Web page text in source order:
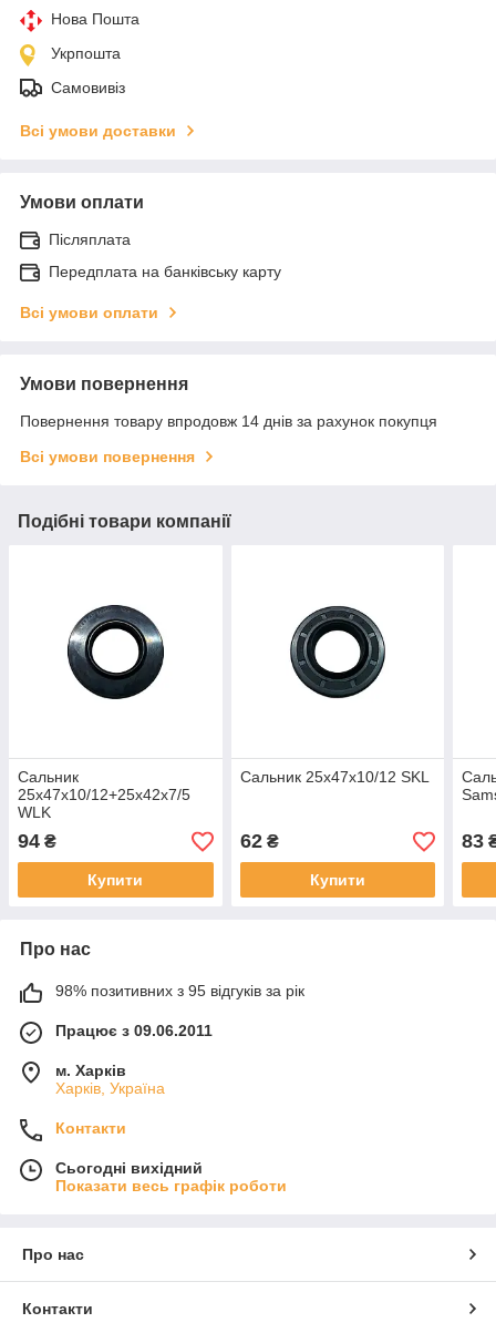
Нова Пошта
Укрпошта
Самовивіз
Всі умови доставки
Умови оплати
Післяплата
Передплата на банківську карту
Всі умови оплати
Умови повернення
Повернення товару впродовж 14 днів за рахунок покупця
Всі умови повернення
Подібні товари компанії
Сальник
25x47x10/12+25х42х7/5
WLK
94 ₴
Купити
Сальник 25х47х10/12 SKL
62₴
Купити
83
Про нас
98% позитивних з 95 відгуків за рік
Працює з 09.06.2011
м. Харків
Харків, Україна
Контакти
Сьогодні вихідний
Показати весь графік роботи
Про нас
Контакти